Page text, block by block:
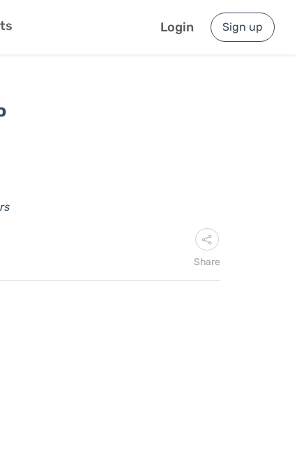
Login Sign up
Share